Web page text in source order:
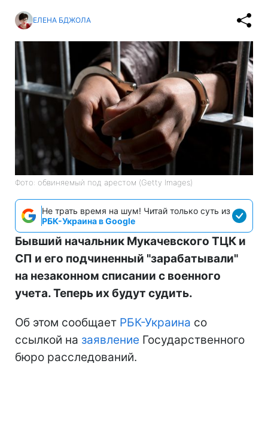
ЕЛЕНА БДЖОЛА
Фото: обвиняемый под арестом (Getty Images)
Не трать время на шум! Читай только суть из
РБК-Украина в Google
Бывший начальник Мукачевского ТЦК и
СП и его подчиненный "зарабатывали"
на незаконном списании с военного
учета. Теперь их будут судить.
Об этом сообщает РБК-Украина со
ссылкой на заявление Государственного
бюро расследований.